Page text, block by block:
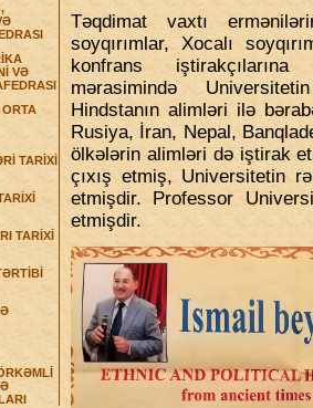
VƏ
TARİXİ
TARİXİ
Təqdimat vaxtı
soyqırımlar, Xocalı
konfrans
mərasimində
Hindstanın alimləri ilə
Rusiya, İran, Nepal,
ölkələrin alimləri də iştirak
çıxış etmiş, Universitetin
etmişdir. Professor
etmişdir.